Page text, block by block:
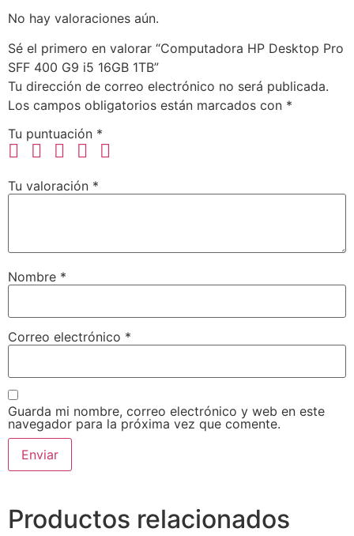
No hay valoraciones aún.
Sé el primero en valorar “Computadora HP Desktop Pro
SFF 400 G9 i5 16GB 1TB”
Tu dirección de correo electrónico no será publicada.
Los campos obligatorios están marcados con *
Tu puntuación *
Tu valoración *
Nombre *
Correo electrónico *
Guarda mi nombre, correo electrónico y web en este
navegador para la próxima vez que comente.
Productos relacionados